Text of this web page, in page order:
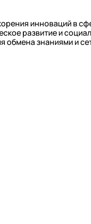
инноваций в
развитие и
знаниями и